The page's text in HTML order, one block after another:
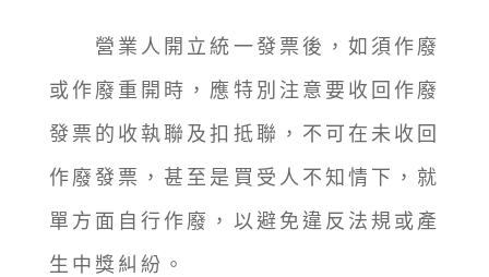
營業人開立統一發票後，如須作廢
或作廢重開時，應特別注意要收回作廢
發票的收執聯及扣抵聯，不可在未收回
作廢發票，甚至是買受人不知情下，就
單方面自行作廢，以避免違反法規或產
生中獎糾紛。